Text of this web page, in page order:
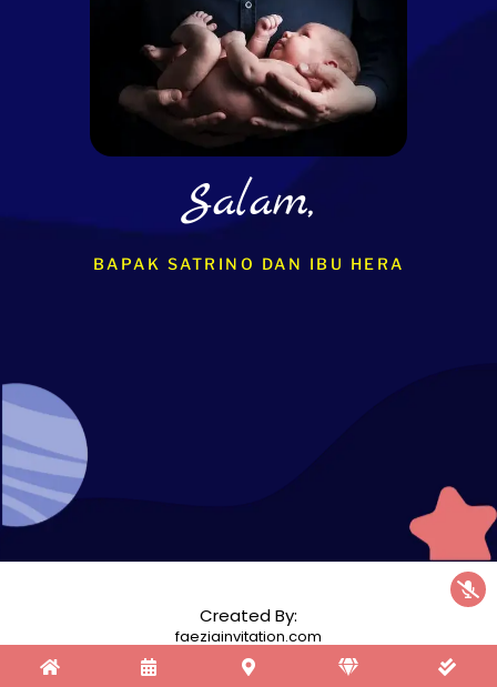
Salam,
BAPAK SATRINO DAN IBU HERA
Created By:
faeziainvitation.com